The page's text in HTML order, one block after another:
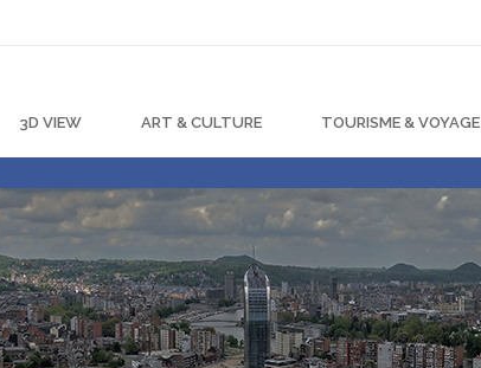
3D VIEW ART & CULTURE TOURISME & VOYAGE